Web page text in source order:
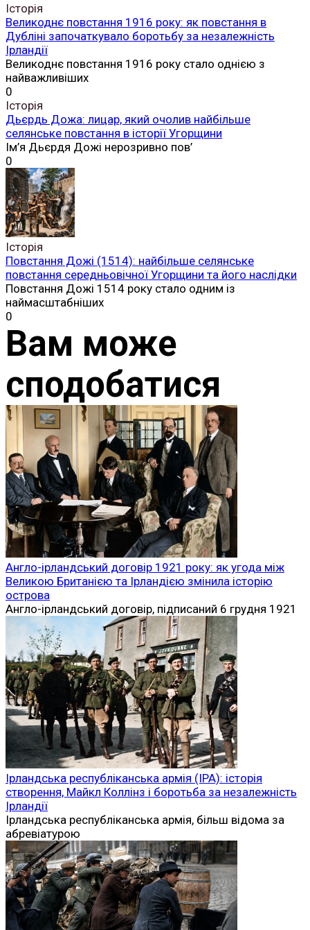
Історія
Великоднє повстання 1916 року: як повстання в
Дубліні започаткувало боротьбу за незалежність
Ірландії
Великоднє повстання 1916 року стало однією з
найважливіших
0
Історія
Дьєрдь Дожа: лицар, який очолив найбільше
селянське повстання в історії Угорщини
Ім’я Дьєрдя Дожі нерозривно пов’
0
Історія
Повстання Дожі (1514): найбільше селянське
повстання середньовічної Угорщини та його наслідки
Повстання Дожі 1514 року стало одним із
наймасштабніших
0
Вам може
сподобатися
Англо-ірландський договір 1921 року: як угода між
Великою Британією та Ірландією змінила історію
острова
Англо-ірландський договір, підписаний 6 грудня 1921
Ірландська республіканська армія (ІРА): історія
створення, Майкл Коллінз і боротьба за незалежність
Ірландії
Ірландська республіканська армія, більш відома за
абревіатурою